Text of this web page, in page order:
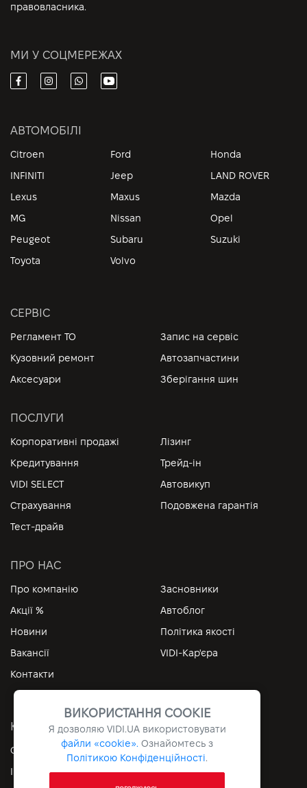
правовласника.
МИ У СОЦМЕРЕЖАХ
АВТОМОБІЛІ
Citroen Ford
Honda
INFINITI
Jeep
LAND ROVER
Lexus
Maxus
Mazda
MG
Nissan
Opel
Peugeot
Subaru
Suzuki
Toyota
Volvo
СЕРВІС
Регламент ТО
Запис на сервіс
Кузовний ремонт
Автозапчастини
Аксесуари
Зберігання шин
ПОСЛУГИ
Корпоративні продажі
Лізинг
Кредитування
Трейд-ін
VIDI SELECT
Автовикуп
Страхування
Подовжена гарантія
Тест-драйв
ПРО НАС
Про компанію
Засновники
Акції %
Автоблог
Новини
Політика якості
Вакансії
VIDI-Кар'єра
Контакти
КОРИСНІ ПОСИЛАННЯ
Особистий кабінет
Контакти
Інформація
Архів
ВИКОРИСТАННЯ COOKIE
Я дозволяю VIDI.UAвикористовувати
файли «cookie». Ознайомтесь з
Політикою Конфіденційності.